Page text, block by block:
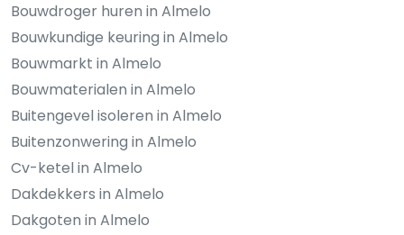
Bouwdroger huren in Almelo
Bouwkundige keuring in Almelo
Bouwmarkt in Almelo
Bouwmaterialen in Almelo
Buitengevel isoleren in Almelo
Buitenzonwering in Almelo
Cv-ketel in Almelo
Dakdekkers in Almelo
Dakgoten in Almelo